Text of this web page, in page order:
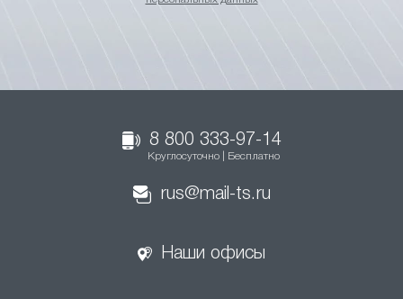
8 800 333-97-14
Круглосуточно | Бесплатно
rus@mail-ts.ru
Наши офисы